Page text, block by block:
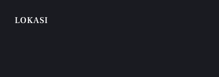
LOKASI